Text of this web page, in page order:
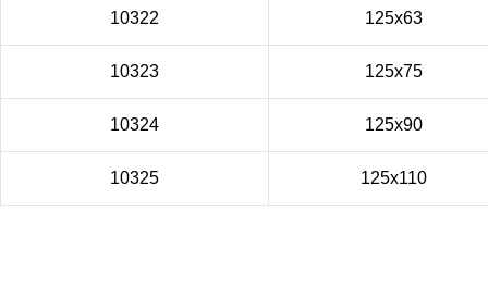
10322 125x63
10323 125x75
10324 125x90
10325 125x110